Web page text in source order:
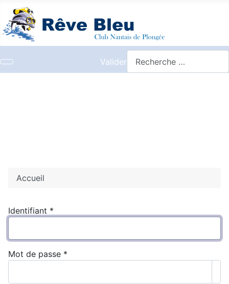
Valider
Accueil
Identifiant *
Mot de passe *